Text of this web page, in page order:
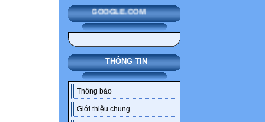
GOOGLE.COM
THÔNG TIN
Thông báo
Giới thiệu chung